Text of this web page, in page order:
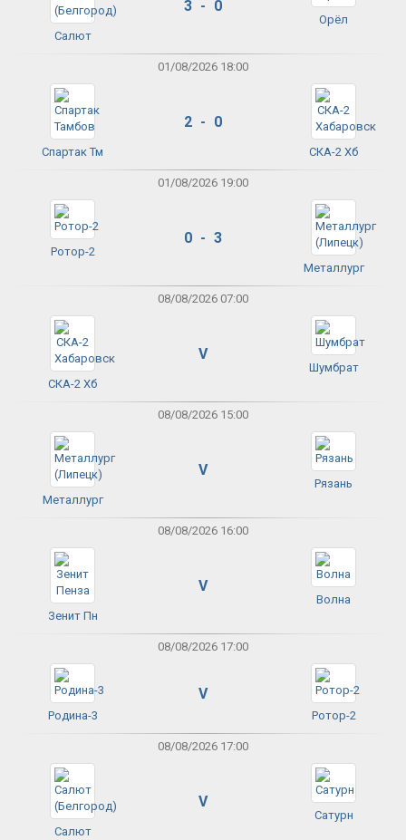
Салют
3 - 0
Орёл
01/08/2026 18:00
Спартак Тм
2 - 0
СКА-2 Хб
01/08/2026 19:00
Ротор-2
0 - 3
Металлург
08/08/2026 07:00
СКА-2 Хб
V
Шумбрат
08/08/2026 15:00
Металлург
V
Рязань
08/08/2026 16:00
Зенит Пн
V
Волна
08/08/2026 17:00
Родина-3
V
Ротор-2
08/08/2026 17:00
Салют
V
Сатурн